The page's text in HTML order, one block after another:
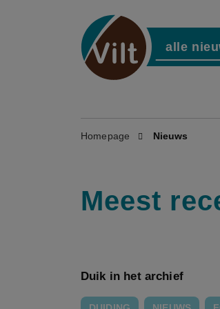
alle
Homepage Nieuws
Meest
Duik in het archief